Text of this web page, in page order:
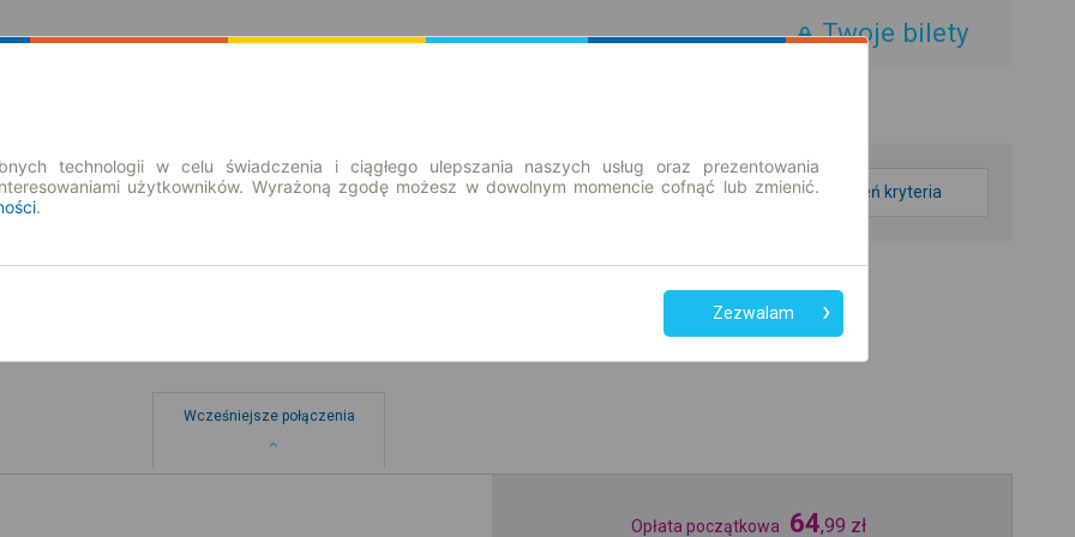
Twoje bilety
zmień kryteria
Wcześniejsze połączenia
Opłata początkowa 64,99 zł
technologii w celu świadczenia i ciągłego ulepszania naszych usług oraz prezentowania
użytkowników. Wyrażoną zgodę możesz w dowolnym momencie cofnąć lub zmienić.
.
Zezwalam